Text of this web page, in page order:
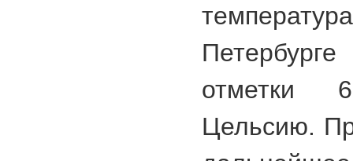
отметки
Цельсию.